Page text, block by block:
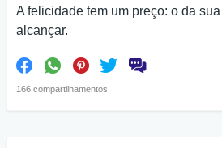
A felicidade tem um preço: o da
alcançar.
166 compartilhamentos